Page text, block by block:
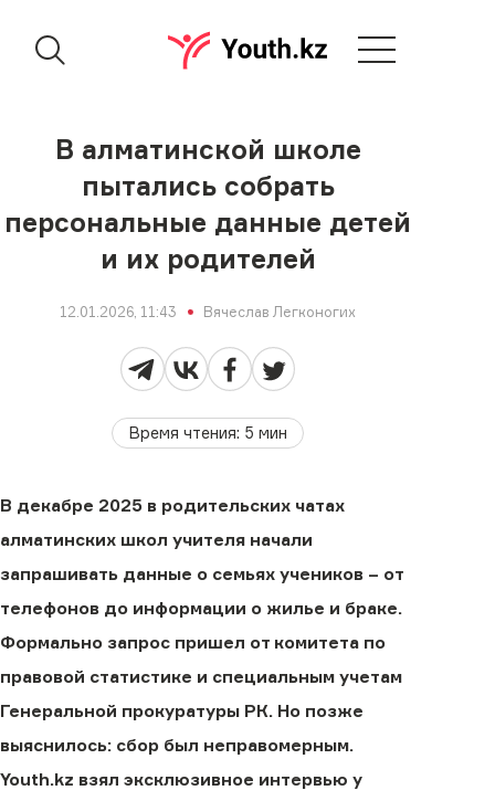
В алматинской школе
пытались собрать
персональные данные детей
и их родителей
12.01.2026, 11:43 Вячеслав Легконогих
Время чтения: 5 мин
В декабре 2025 в родительских чатах
алматинских школ учителя начали
запрашивать данные о семьях учеников – от
телефонов до информации о жилье и браке.
Формально запрос пришел от комитета по
правовой статистике и специальным учетам
Генеральной прокуратуры РК. Но позже
выяснилось: сбор был неправомерным.
Youth.kz взял эксклюзивное интервью у